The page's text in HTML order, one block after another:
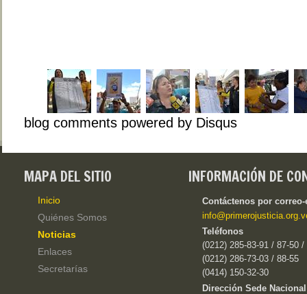
blog comments powered by Disqus
MAPA DEL SITIO
Inicio
Quiénes Somos
Noticias
Enlaces
Secretarías
INFORMACIÓN DE
Contáctenos por
Teléfonos
(0212) 285-83-91 / 87-50 /
(0212) 286-73-03 / 88-55
(0414) 150-32-30
Dirección Sede